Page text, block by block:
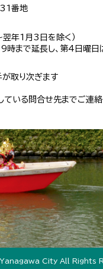
番地
年1月3日を除く）
まで延長し、第4日曜日
取り次ぎます
いる問合せ先までご連絡
City All Rights